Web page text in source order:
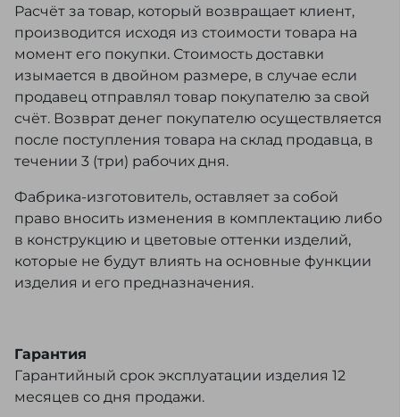
Расчёт за товар, который возвращает клиент,
производится исходя из стоимости товара на
момент его покупки. Стоимость доставки
изымается в двойном размере, в случае если
продавец отправлял товар покупателю за свой
счёт. Возврат денег покупателю осуществляется
после поступления товара на склад продавца, в
течении 3 (три) рабочих дня.
Фабрика-изготовитель, оставляет за собой
право вносить изменения в комплектацию либо
в конструкцию и цветовые оттенки изделий,
которые не будут влиять на основные функции
изделия и его предназначения.
Гарантия
Гарантийный срок эксплуатации изделия 12
месяцев со дня продажи.